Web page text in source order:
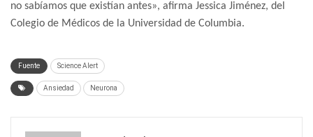
no sabíamos que existían antes», afirma Jessica Jiménez, del
Colegio de Médicos de la Universidad de Columbia.
Fuente Science Alert
Ansiedad Neurona